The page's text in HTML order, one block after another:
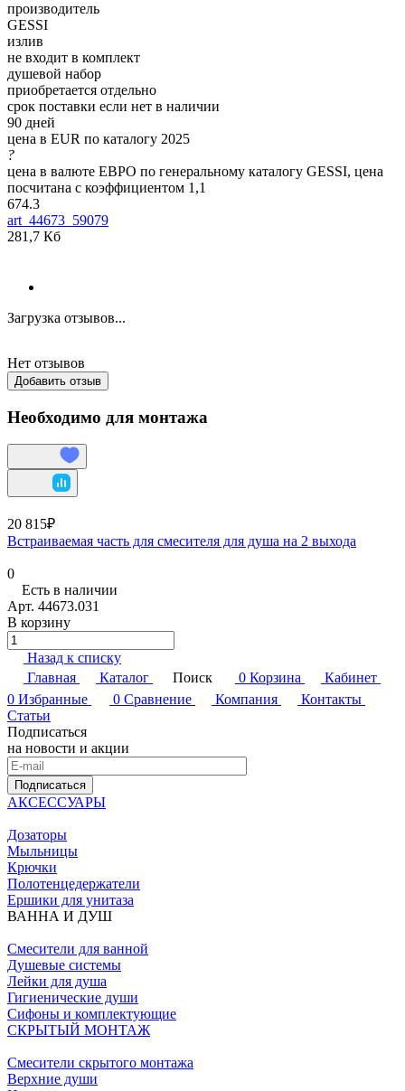
производитель
GESSI
излив
не входит в комплект
душевой набор
приобретается отдельно
срок поставки если нет в наличии
90 дней
цена в EUR по каталогу 2025
?
цена в валюте ЕВРО по генеральному каталогу GESSI, цена
посчитана с коэффициентом 1,1
674.3
art_44673_59079
281,7 Кб
Загрузка отзывов...
Нет отзывов
Добавить отзыв
Необходимо для монтажа
20 815₽
Встраиваемая часть для смесителя для душа на 2 выхода
0
Есть в наличии
Арт. 44673.031
В корзину
Назад к списку
Главная
Каталог Поиск 0 Корзина
Кабинет
0 Избранные 0 Сравнение Компания
Контакты
Статьи
Подписаться
на новости и акции
Подписаться
АКСЕССУАРЫ
Дозаторы
Мыльницы
Крючки
Полотенцедержатели
Ершики для унитаза
ВАННА И ДУШ
Смесители для ванной
Душевые системы
Лейки для душа
Гигиенические души
Сифоны и комплектующие
СКРЫТЫЙ МОНТАЖ
Смесители скрытого монтажа
Верхние души